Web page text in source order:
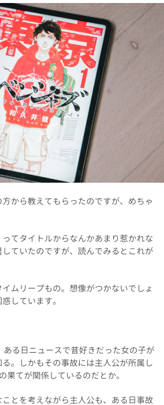
から教えてもらったのですが、めちゃ
ってタイトルからなんかあまり惹かれな
ていたのですが、読んでみるとこれが
ムリープもの。想像がつかないでしょ
しています。
る日ニュースで昔好きだった女の子が
。しかもその事故には主人公が所属し
果てが関係しているのだとか。
とを考えながら主人公も、ある日事故